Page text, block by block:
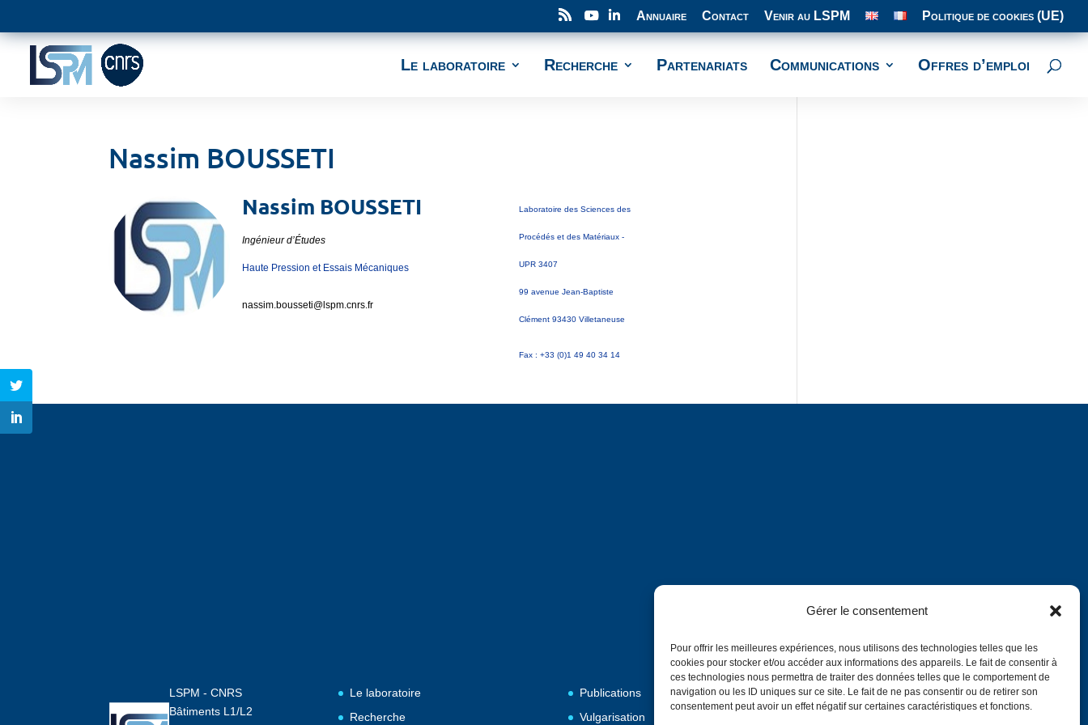
Gérer le consentement
Pour offrir les meilleures expériences, nous utilisons des technologies telles que les
cookies pour stocker et/ou accéder aux informations des appareils. Le fait de consentir à
ces technologies nous permettra de traiter des données telles que le comportement de
navigation ou les ID uniques sur ce site. Le fait de ne pas consentir ou de retirer son
consentement peut avoir un effet négatif sur certaines caractéristiques et fonctions.
Annuaire Contact Venir au LSPM Politique de cookies (UE)
Le laboratoire Recherche Partenariats Communications Offres d’emploi
Nassim BOUSSETI
Laboratoire des Sciences des
Procédés et des Matériaux -
UPR 3407
99 avenue Jean-Baptiste
Clément 93430 Villetaneuse
Fax : +33 (0)1 49 40 34 14
Nassim BOUSSETI
Ingénieur d’Études
Haute Pression et Essais Mécaniques
nassim.bousseti@ lspm.cnrs.fr
LSPM - CNRS
Bâtiments L1/L2
Le laboratoire
Recherche
Publications
Vulgarisation
Annuaire